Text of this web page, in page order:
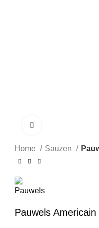
Home Sauzen
Pauwels Americain